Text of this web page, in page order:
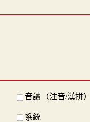
音讀（注音/漢拼）
系統